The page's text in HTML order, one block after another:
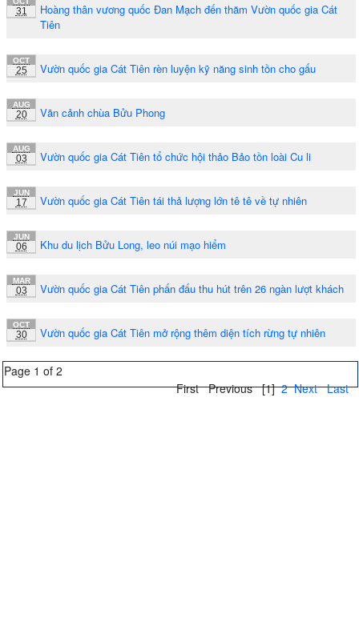
31
Hoàng thân vương quốc Đan Mạch đến thăm Vườn quốc gia Cát
Tiên
OCT
25 Vườn quốc gia Cát Tiên rèn luyện kỹ năng sinh tồn cho gấu
AUG
20 Vãn cảnh chùa Bửu Phong
AUG
03 Vườn quốc gia Cát Tiên tổ chức hội thảo Bảo tồn loài Cu li
JUN
17 Vườn quốc gia Cát Tiên tái thả lượng lớn tê tê về tự nhiên
JUN
06 Khu du lịch Bửu Long, leo núi mạo hiểm
MAR
03 Vườn quốc gia Cát Tiên phấn đấu thu hút trên 26 ngàn lượt khách
OCT
30 Vườn quốc gia Cát Tiên mở rộng thêm diện tích rừng tự nhiên
Page 1 of 2
First Previous [1] 2 Next Last